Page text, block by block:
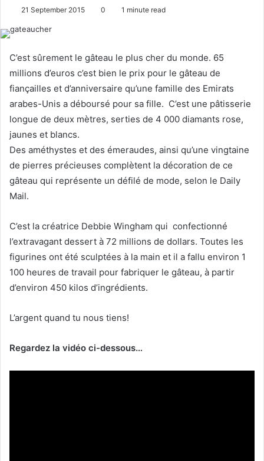
w
o
n
X
n
e
m
a
i
21 September 2015 0 1 minute read
C’est sûrement le gâteau le plus cher du monde. 65
millions d’euros c’est bien le prix pour le gâteau de
fiançailles et d’anniversaire qu’une famille des Emirats
arabes-Unis a déboursé pour sa fille. C’est une pâtisserie
longue de deux mètres, serties de 4 000 diamants rose,
jaunes et blancs.
Des améthystes et des émeraudes, ainsi qu’une vingtaine
de pierres précieuses complètent la décoration de ce
gâteau qui représente un défilé de mode, selon le Daily
Mail.
C’est la créatrice Debbie Wingham qui confectionné
l’extravagant dessert à 72 millions de dollars. Toutes les
figurines ont été sculptées à la main et il a fallu environ 1
100 heures de travail pour fabriquer le gâteau, à partir
d’environ 450 kilos d’ingrédients.
L’argent quand tu nous tiens!
Regardez la vidéo ci-dessous…